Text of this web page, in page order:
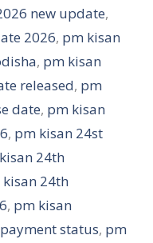
new update,
2026, pm kisan
, pm kisan
released, pm
date, pm kisan
, pm kisan 24st
24th
24th
, pm kisan
status, pm